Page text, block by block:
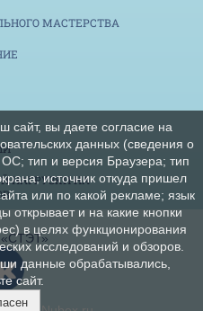
МАСТЕРСТВА
НАГРУЗКИ НА
сайт, вы даете согласие на
данных (сведения о
тип и версия Браузера; тип
источник откуда пришел
или по какой рекламе; язык
открывает и на какие кнопки
в целях функционирования
исследований и обзоров.
данные обрабатывались,
сайт.